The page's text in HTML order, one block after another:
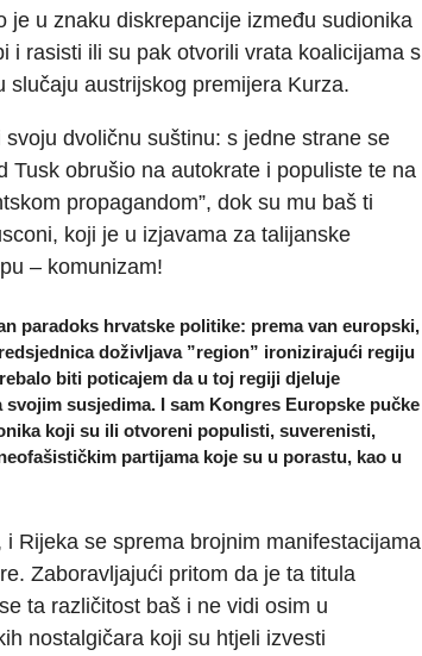
u znaku diskrepancije između sudionika
i rasisti ili su pak otvorili vrata koalicijama s
austrijskog premijera Kurza.
dvoličnu suštinu: s jedne strane se
obrušio na autokrate i populiste te na
propagandom”, dok su mu baš ti
koji je u izjavama za talijanske
– komunizam!
paradoks hrvatske politike: prema van europski,
doživljava ”region” ironizirajući regiju
biti poticajem da u toj regiji djeluje
susjedima. I sam Kongres Europske pučke
koji su ili otvoreni populisti, suverenisti,
partijama koje su u porastu, kao u
Rijeka se sprema brojnim manifestacijama
Zaboravljajući pritom da je ta titula
ta različitost baš i ne vidi osim u
nostalgičara koji su htjeli izvesti